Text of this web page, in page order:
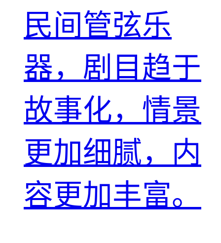
民间管弦乐
器，剧目趋于
故事化，情景
更加细腻，内
容更加丰富。